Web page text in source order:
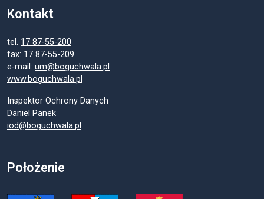
Kontakt
tel. 17 87-55-200
fax: 17 87-55-209
e-mail: um@boguchwala.pl
www.boguchwala.pl
Inspektor Ochrony Danych
Daniel Panek
iod@boguchwala.pl
Położenie